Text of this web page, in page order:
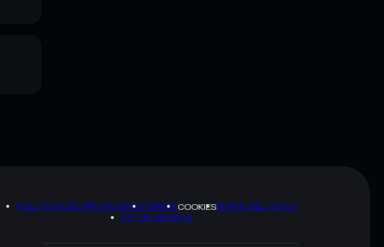
POLÍTICA DE PRIVACIDADTERMSCOOKIESMAPA DEL SITIO
KIT DE MARCA